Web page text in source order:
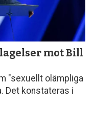
mot Bill
"sexuellt olämpliga
Det konstateras i